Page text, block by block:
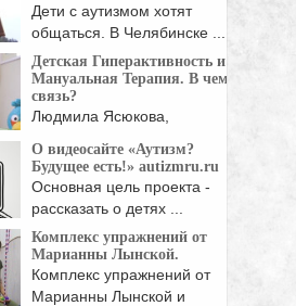
Дети с аутизмом хотят
общаться. В Челябинске ...
Детская Гиперактивность и
Мануальная Терапия. В чем
связь?
Людмила Ясюкова,
называется детской ...
О видеосайте «Аутизм?
Будущее есть!» autizmru.ru
Основная цель проекта -
рассказать о детях ...
Комплекс упражнений от
Марианны Лынской.
Комплекс упражнений от
Марианны Лынской и